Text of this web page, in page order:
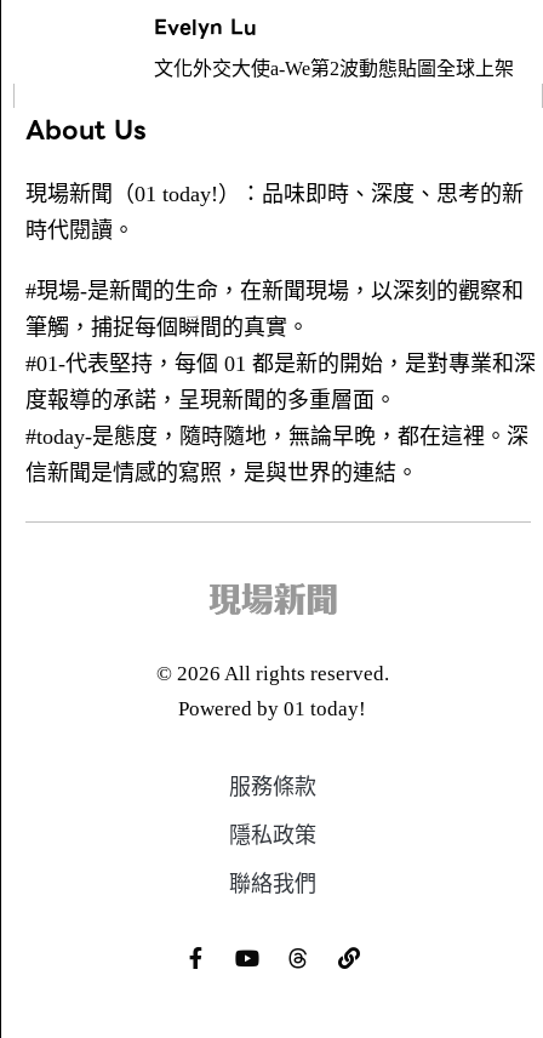
Evelyn Lu
文化外交大使a-We第2波動態貼圖全球上架
About Us
現場新聞（01 today!）：品味即時、深度、思考的新
時代閱讀。
#現場-是新聞的生命，在新聞現場，以深刻的觀察和
筆觸，捕捉每個瞬間的真實。
#01-代表堅持，每個 01 都是新的開始，是對專業和深
度報導的承諾，呈現新聞的多重層面。
#today-是態度，隨時隨地，無論早晚，都在這裡。深
信新聞是情感的寫照，是與世界的連結。
© 2026 All rights reserved.
Powered by 01 today!
服務條款
隱私政策
聯絡我們